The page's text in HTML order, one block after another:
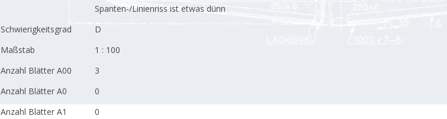
Spanten-/Linienriss ist etwas dünn
Schwierigkeitsgrad
D
Maßstab
1 : 100
Anzahl Blätter A00
3
Anzahl Blätter A0
0
Anzahl Blätter A1
0